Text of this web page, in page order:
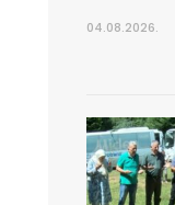
04.08.2026.